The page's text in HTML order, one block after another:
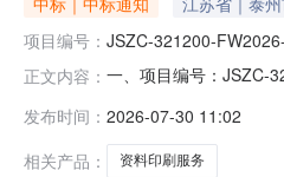
项目编号： JSZC-321200-
正文内容： 一、项目编号：JSZC-
￥2280.0项目地点：泰
发布时间： 2026-07-30 11:02
相关产品：
资料印刷服务